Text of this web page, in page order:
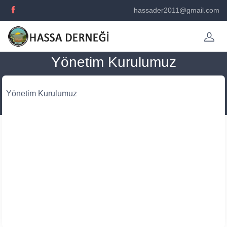
hassader2011@gmail.com
Yönetim Kurulumuz
Yönetim Kurulumuz